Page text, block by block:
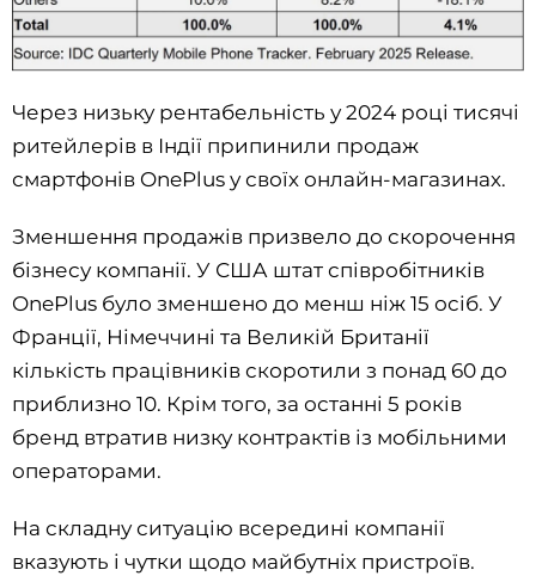
Через низьку рентабельність у 2024 році тисячі
ритейлерів в Індії припинили продаж
смартфонів OnePlus у своїх онлайн-магазинах.
Зменшення продажів призвело до скорочення
бізнесу компанії. У США штат співробітників
OnePlus було зменшено до менш ніж 15 осіб. У
Франції, Німеччині та Великій Британії
кількість працівників скоротили з понад 60 до
приблизно 10. Крім того, за останні 5 років
бренд втратив низку контрактів із мобільними
операторами.
На складну ситуацію всередині компанії
вказують і чутки щодо майбутніх пристроїв.